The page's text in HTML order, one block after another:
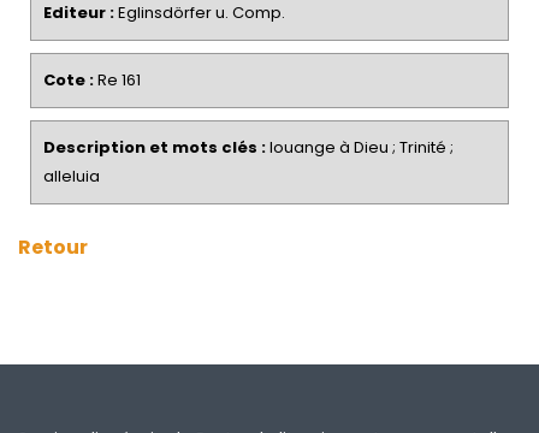
Editeur :Eglinsdörfer u. Comp.
Cote :Re 161
Description et mots clés :louange à Dieu ; Trinité ;
alleluia
Retour